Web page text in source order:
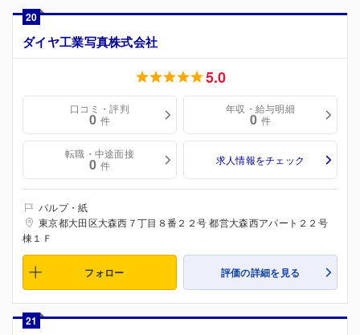
20
ダイヤ工業写真株式会社
5.0
口コミ・評判
0 件
年収・給与明細
0 件
転職・中途面接
0 件 求人情報をチェック
パルプ・紙
東京都大田区大森西７丁目８番２２号 都営大森西アパート２２号
棟１Ｆ
フォロー 評価の詳細を見る
21